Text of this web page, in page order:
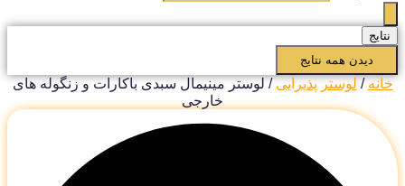
دیدن همه نتایج
/لوستر پذیرایی/ لوستر مینیمال سبدی باکارات و زنگوله های
خارجی